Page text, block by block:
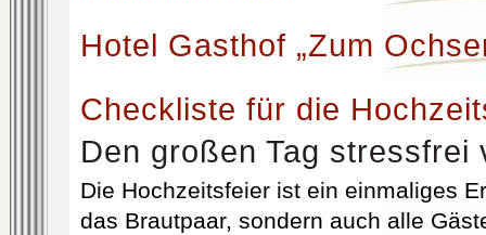
Hotel Gasthof „Zum
Checkliste für die
Den großen Tag stressfrei
Die Hochzeitsfeier ist ein einmaliges
das Brautpaar, sondern auch alle